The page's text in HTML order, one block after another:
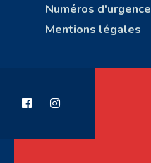
Numéros d'urgence
Mentions légales